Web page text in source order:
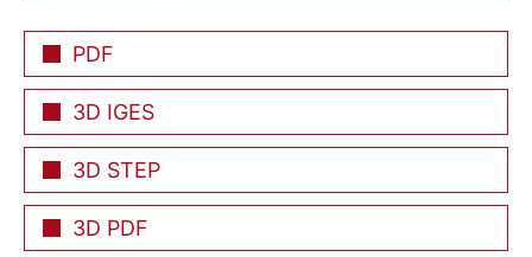
PDF
3D IGES
3D STEP
3D PDF